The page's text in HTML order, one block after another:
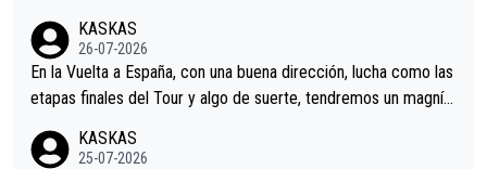
KASKAS
26-07-2026
En la Vuelta a España, con una buena dirección, lucha como las
etapas finales del Tour y algo de suerte, tendremos un magnífi
KASKAS
25-07-2026